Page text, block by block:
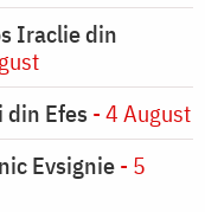
Iraclie din
Efes - 4 August
Evsignie- 5